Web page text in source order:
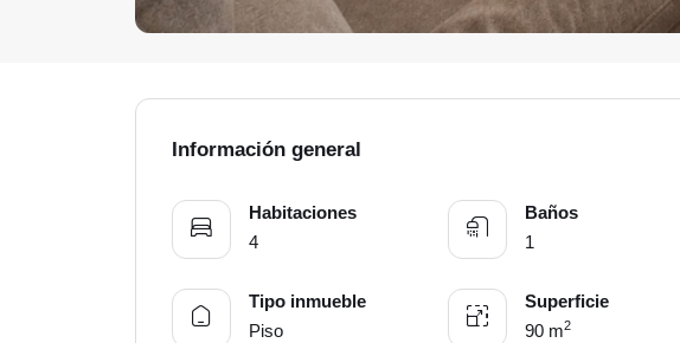
Información general
Habitaciones
4
Baños
1
Tipo inmueble
Piso
Superficie
90 m2